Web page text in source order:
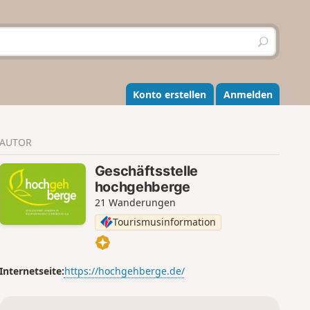
S
u
h
e
n
Konto erstellen Anmelden
AUTOR
Geschäftsstelle
hochgehberge
21 Wanderungen
Tourismusinformation
Internetseite:https://hochgehberge.de/